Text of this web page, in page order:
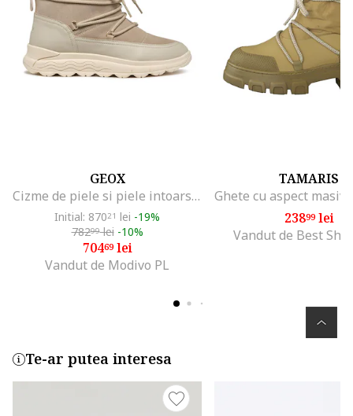
GEOX
Cizme de piele si piele intoarsa, Maro nisip/Grej
Initial: 87021 lei -19%
78299lei -10%
70469lei
Vandut de Modivo PL
TAMARIS
23899lei
Vandut de Best
Te-ar putea interesa